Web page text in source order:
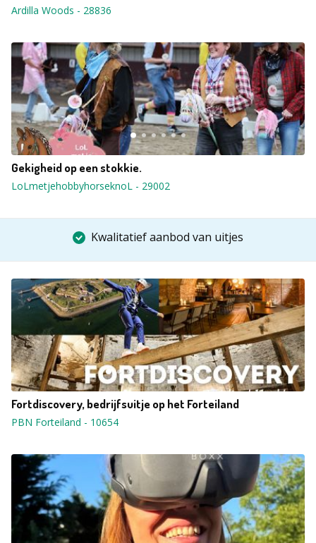
Ardilla Woods - 28836
Gekigheid op een stokkie.
LoLmetjehobbyhorseknoL - 29002
Kwalitatief aanbod van uitjes
Fortdiscovery, bedrijfsuitje op het Forteiland
PBN Forteiland - 10654